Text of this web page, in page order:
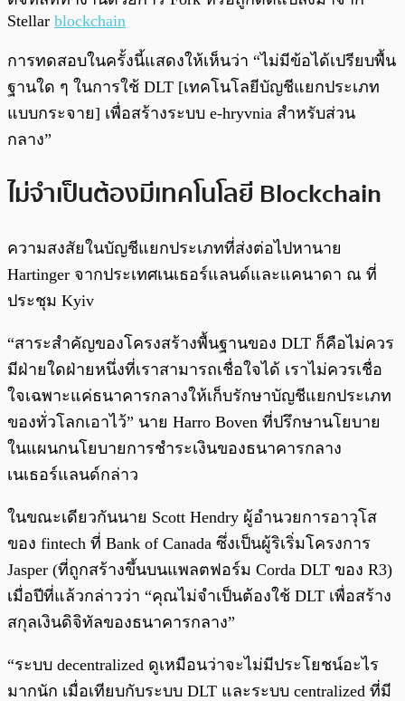
Stellar blockchain
การทดสอบในครั้งนี้แสดงให้เห็นว่า “ไม่มีข้อได้เปรียบพื้น
ฐานใด ๆ ในการใช้ DLT [เทคโนโลยีบัญชีแยกประเภท
แบบกระจาย] เพื่อสร้างระบบ e-hryvnia สำหรับส่วน
กลาง”
ไม่จำเป็นต้องมีเทคโนโลยี Blockchain
ความสงสัยในบัญชีแยกประเภทที่ส่งต่อไปหานาย
Hartinger จากประเทศเนเธอร์แลนด์และแคนาดา ณ ที่
ประชุม Kyiv
“สาระสำคัญของโครงสร้างพื้นฐานของ DLT ก็คือไม่ควร
มีฝ่ายใดฝ่ายหนึ่งที่เราสามารถเชื่อใจได้ เราไม่ควรเชื่อ
ใจเฉพาะแค่ธนาคารกลางให้เก็บรักษาบัญชีแยกประเภท
ของทั่วโลกเอาไว้” นาย Harro Boven ที่ปรึกษานโยบาย
ในแผนกนโยบายการชำระเงินของธนาคารกลาง
เนเธอร์แลนด์กล่าว
ในขณะเดียวกันนาย Scott Hendry ผู้อำนวยการอาวุโส
ของ fintech ที่ Bank of Canada ซึ่งเป็นผู้ริเริ่มโครงการ
Jasper (ที่ถูกสร้างขึ้นบนแพลตฟอร์ม Corda DLT ของ R3)
เมื่อปีที่แล้วกล่าวว่า “คุณไม่จำเป็นต้องใช้ DLT เพื่อสร้าง
สกุลเงินดิจิทัลของธนาคารกลาง”
“ระบบ decentralized ดูเหมือนว่าจะไม่มีประโยชน์อะไร
มากนัก เมื่อเทียบกับระบบ DLT และระบบ centralized ที่มี